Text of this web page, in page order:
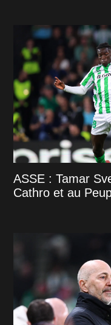
ASSE : Tamar
Cathro et au